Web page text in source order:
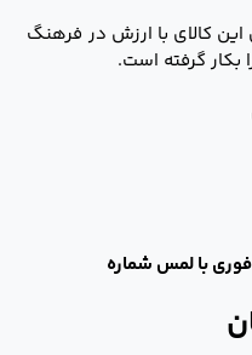
کالای با ارزش در فرهنگ
بکار گرفته است.